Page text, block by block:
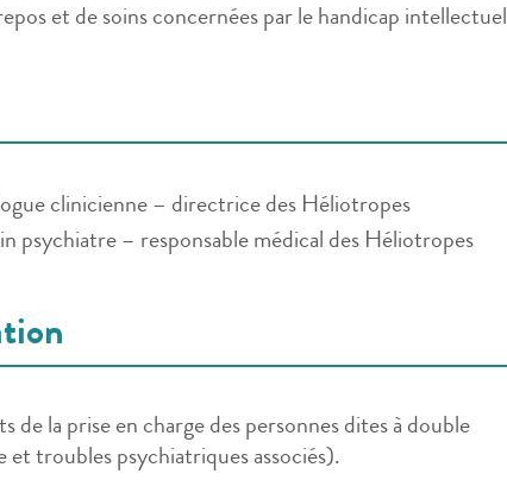
et de soins concernées par le handicap intellectuel
clinicienne – directrice des Héliotropes
psychiatre – responsable médical des Héliotropes
de la prise en charge des personnes dites à double
troubles psychiatriques associés).